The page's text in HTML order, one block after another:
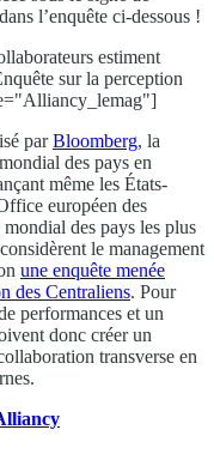
l’enquête ci-dessous !
estiment
sur la perception
parBloomberg, la
des pays en
même les États-
européen des
des pays les plus
le management
une enquête menée
des Centraliens. Pour
performances et un
donc créer un
transverse en